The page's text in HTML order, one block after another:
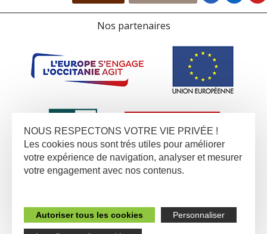
Nos partenaires
NOUS RESPECTONS VOTRE VIE PRIVÉE !
Les cookies nous sont trés utiles pour améliorer
votre expérience de navigation, analyser et mesurer
votre engagement avec nos contenus.
Autoriser tous les cookies Personnaliser